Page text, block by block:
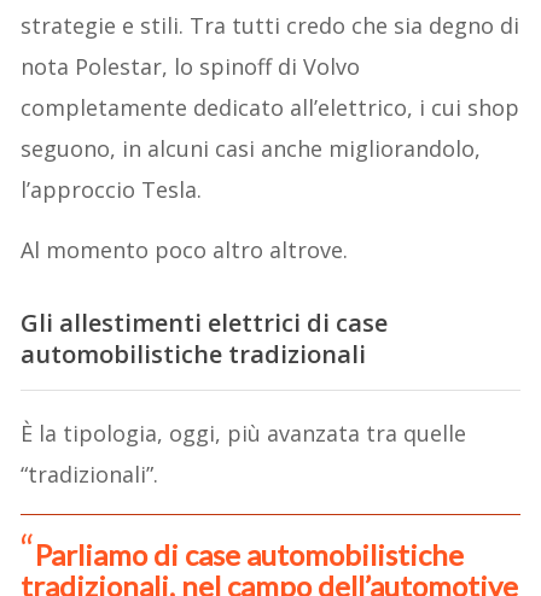
strategie e stili. Tra tutti credo che sia degno di
nota Polestar, lo spinoff di Volvo
completamente dedicato all’elettrico, i cui shop
seguono, in alcuni casi anche migliorandolo,
l’approccio Tesla.
Al momento poco altro altrove.
Gli allestimenti elettrici di case
automobilistiche tradizionali
È la tipologia, oggi, più avanzata tra quelle
“tradizionali”.
Parliamo di case automobilistiche
tradizionali, nel campo dell’automotive